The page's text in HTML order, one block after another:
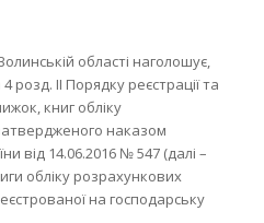
області наголошує,
розд. ІІ Порядку реєстрації та
книг обліку
наказом
від 14.06.2016 № 547 (далі –
обліку розрахункових
на господарську